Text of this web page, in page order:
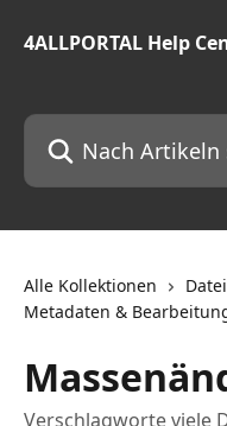
4ALLPORTAL Help
Nach Artikeln suchen …
Alle Kollektionen
Metadaten &
Verschlagworte viele